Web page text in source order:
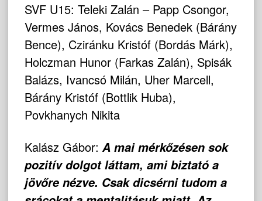
SVF U15: Teleki Zalán – Papp Csongor,
Vermes János, Kovács Benedek (Bárány
Bence), Cziránku Kristóf (Bordás Márk),
Holczman Hunor (Farkas Zalán), Spisák
Balázs, Ivancsó Milán, Uher Marcell,
Bárány Kristóf (Bottlik Huba),
Povkhanych Nikita
Kalász Gábor: A mai mérkőzésen sok
pozitív dolgot láttam, ami biztató a
jövőre nézve. Csak dicsérni tudom a